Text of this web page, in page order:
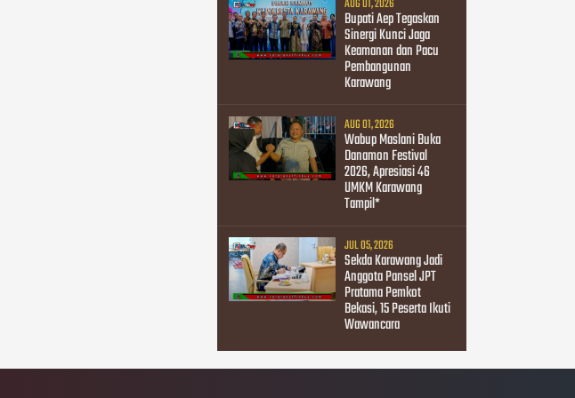
AUG 01, 2026
Bupati Aep Tegaskan
Sinergi Kunci Jaga
Keamanan dan Pacu
Pembangunan
Karawang
AUG 01, 2026
Wabup Maslani Buka
Danamon Festival
2026, Apresiasi 46
UMKM Karawang
Tampil*
JUL 05, 2026
Sekda Karawang Jadi
Anggota Pansel JPT
Pratama Pemkot
Bekasi, 15 Peserta Ikuti
Wawancara